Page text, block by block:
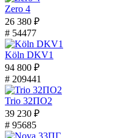
Zero 4
26 380 ₽
# 54477
Köln DKV1
94 800 ₽
# 209441
Trio 32ПО2
39 230 ₽
# 95685